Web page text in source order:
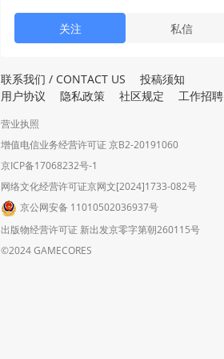
关注 私信
联系我们 / CONTACT US
投稿须知
用户协议
隐私政策 社区规定 工作招聘
营业执照
增值电信业务经营许可证 京B2-20191060
京ICP备17068232号-1
网络文化经营许可证京网文[2024]1733-082号
京公网安备 11010502036937号
出版物经营许可证 新出发京零字第朝260115号
©2024 GAMECORES